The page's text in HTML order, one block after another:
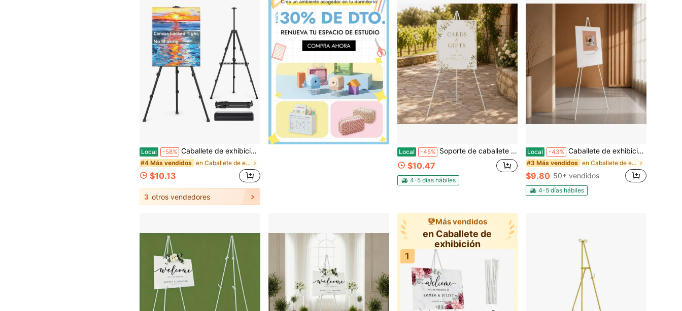
Local -58% Caballete de exhibición para letreros de boda y pintura, trípode de metal plegable ajustable de 43 a 178 cm, bandeja antideslizante segura, soporte de doble uso para suelo y mesa con bolsa de transporte de 46 cm incluida para bocetos y exhibición.
#4 Más vendidos en Caballete de exhibición
$10.13
3 otros vendedores
Local -45% Soporte de caballete de metal para bodas para carteles de bienvenida, soporte de trípode ajustable para carteles de ceremonia de boda, recepción, tabla de asientos, exhibición de libro de invitados, tablero de números de mesa y decoración de fiestas, soporte de exhibición plegable portátil para eventos nupciales
$10.47
4-5 días hábiles
Local -43% Caballete de exhibición de arte aplicable a todo tipo de escenas, base de trípode plegable que soporta artesanías, pinturas y carteles guía, marco de exhibición móvil conveniente para planificadores de exhibición, ideal para la preparación de la temporada de festivales,
#3 Más vendidos en Caballete de exhibición
$9.80 50+ vendidos
4-5 días hábiles
Más vendidos
en Caballete de
exhibición
1